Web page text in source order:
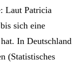
Laut Patricia
sich eine
In Deutschland
(Statistisches